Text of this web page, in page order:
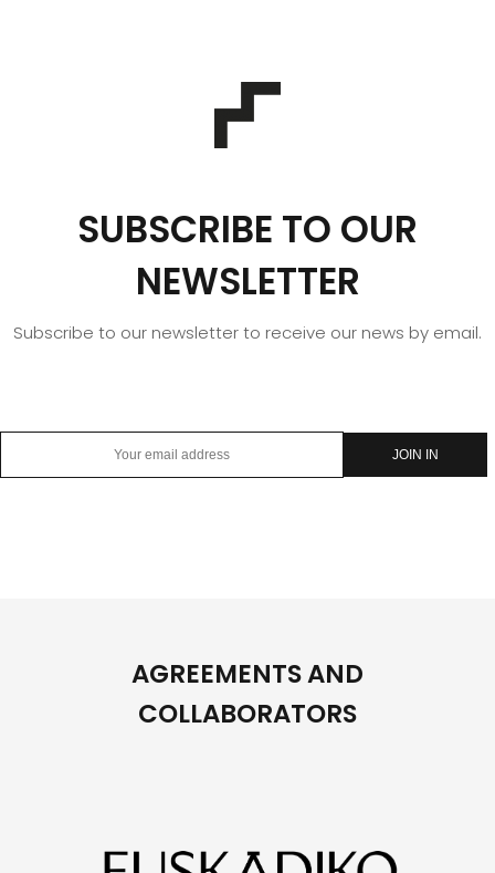
SUBSCRIBE TO OUR
NEWSLETTER
Subscribe to our newsletter to receive our news by email.
AGREEMENTS AND
COLLABORATORS